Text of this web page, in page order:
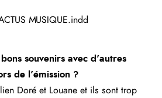
MUSIQUE.indd
souvenirs avec d’autres
de l’émission ?
Doré et Louane et ils sont trop